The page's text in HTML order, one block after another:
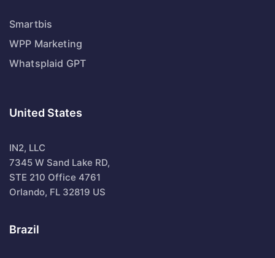
Smartbis
WPP Marketing
Whatsplaid GPT
United States
IN2, LLC
7345 W Sand Lake RD,
STE 210 Office 4761
Orlando, FL 32819 US
Brazil